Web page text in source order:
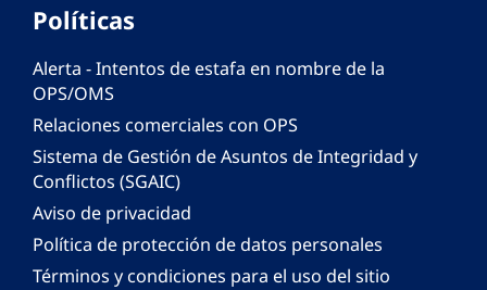
Políticas
Alerta - Intentos de estafa en nombre de la
OPS/OMS
Relaciones comerciales con OPS
Sistema de Gestión de Asuntos de Integridad y
Conflictos (SGAIC)
Aviso de privacidad
Política de protección de datos personales
Términos y condiciones para el uso del sitio